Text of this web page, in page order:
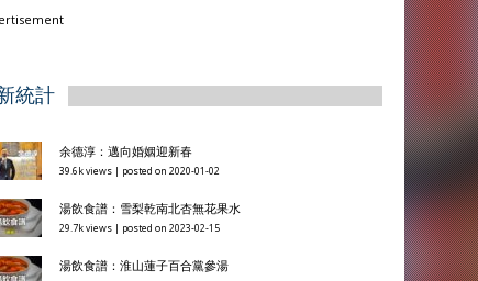
統計
余德淳：邁向婚姻迎新春
39.6k views posted on 2020-01-02
湯飲食譜：雪梨乾南北杏無花果水
29.7k views posted on 2023-02-15
湯飲食譜：淮山蓮子百合黨參湯